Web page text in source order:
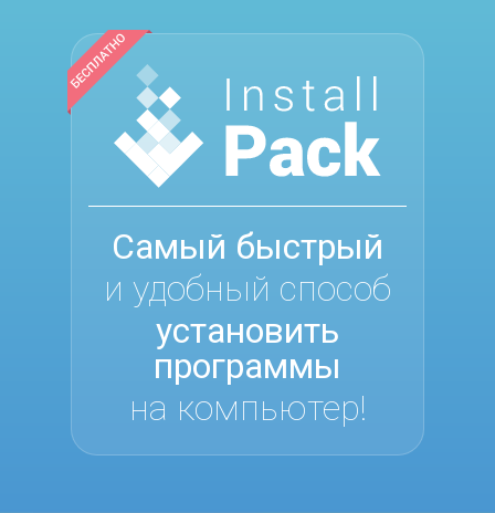
Самый быстрый
и удобный способ
установить
программы
на компьютер!